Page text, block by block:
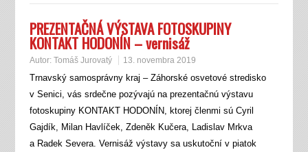
PREZENTAČNÁ VÝSTAVA FOTOSKUPINY
KONTAKT HODONÍN – vernisáž
Autor: Tomáš Jurovatý 13. novembra 2019
Trnavský samosprávny kraj – Záhorské osvetové stredisko
v Senici, vás srdečne pozývajú na prezentačnú výstavu
fotoskupiny KONTAKT HODONÍN, ktorej členmi sú Cyril
Gajdík, Milan Havlíček, Zdeněk Kučera, Ladislav Mrkva
a Radek Severa. Vernisáž výstavy sa uskutoční v piatok